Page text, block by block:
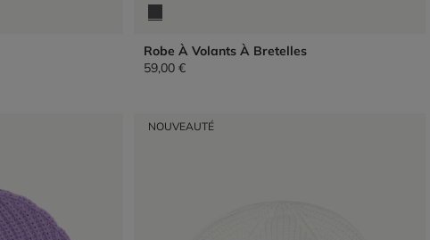
Robe À Volants À Bretelles
59,00 €
NOUVEAUTÉ